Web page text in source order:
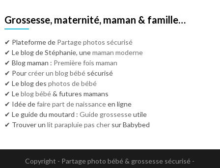
Grossesse, maternité, maman & famille…
✔ Plateforme de Partage photos sécurisé
✔ Le blog de Stéphanie, unemaman moderne
✔ Blog maman : Première fois maman
✔ Pourcréer un blog bébésécurisé
✔ Le blog des photos de bébé
✔ Leblog bébé& futures mamans
✔ Idée defaire part de naissanceen ligne
✔ Le guide du moutard : Guide grossesseutile
✔ Trouver un lit parapluie pas chersur Babybed
Copyright - Partage photo bébé & grossesse sécurisé -